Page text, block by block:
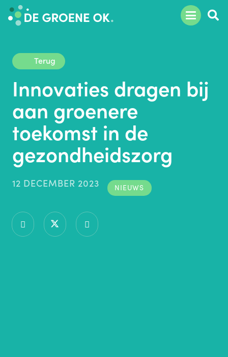
Terug
Innovaties dragen bij
aan groenere
toekomst in de
gezondheidszorg
12 DECEMBER 2023 NIEUWS